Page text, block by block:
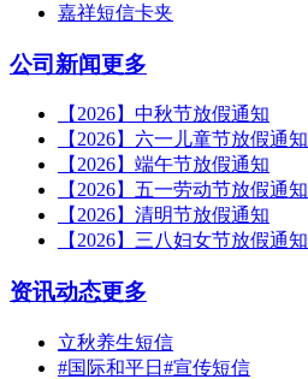
嘉祥短信卡夹
公司新闻更多
【2026】中秋节放假通知
【2026】六一儿童节放假通知
【2026】端午节放假通知
【2026】五一劳动节放假通知
【2026】清明节放假通知
【2026】三八妇女节放假通知
资讯动态更多
立秋养生短信
#国际和平日#宣传短信